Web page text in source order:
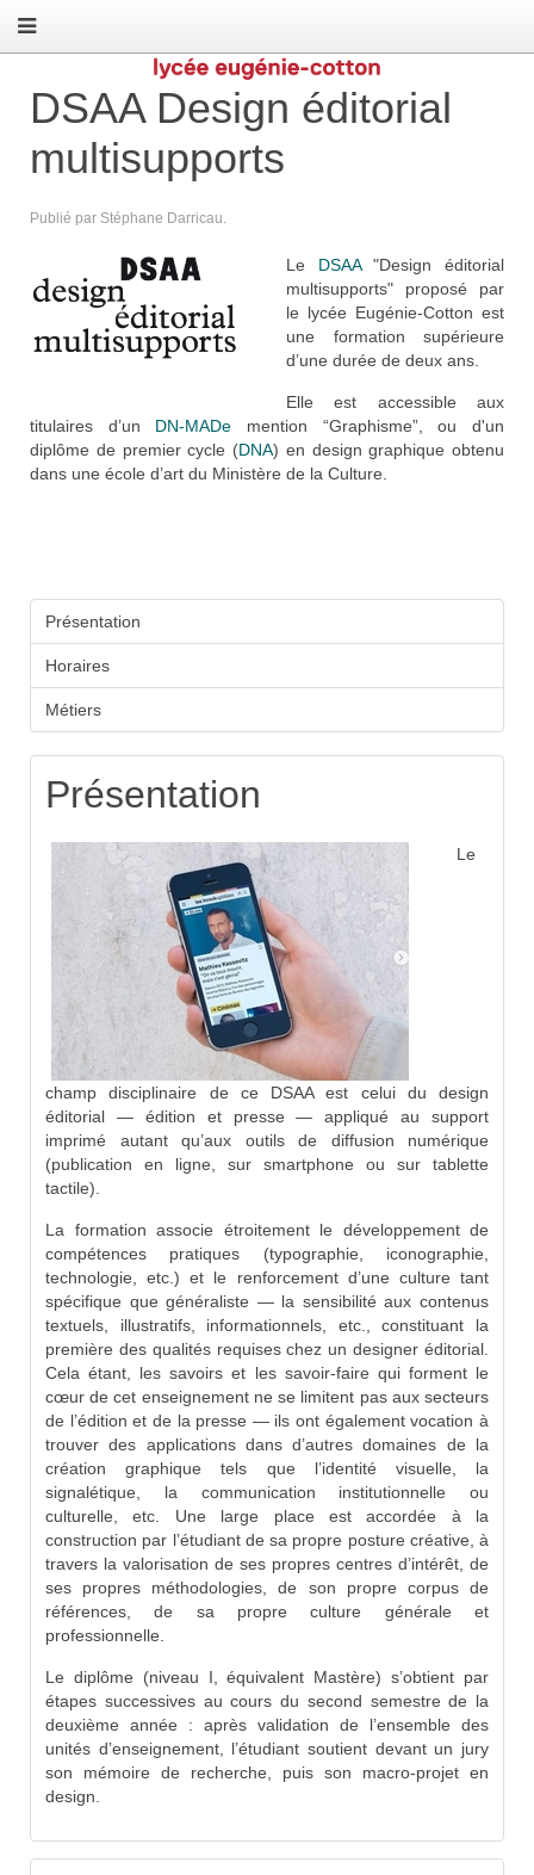
DSAA Design éditorial
multisupports
Publié par Stéphane Darricau.
Le DSAA"Design éditorial
multisupports" proposé par
le lycée Eugénie-Cotton est
une formation supérieure
d’une durée de deux ans.
Elle est accessible aux
titulaires d’un DN-MADe mention “Graphisme”, ou d'un
diplôme de premier cycle (DNA) en design graphique obtenu
dans une école d’art du Ministère de la Culture.
Présentation
Horaires
Métiers
Présentation
Le
champ disciplinaire de ce DSAA est celui du design
éditorial — édition et presse — appliqué au support
imprimé autant qu’aux outils de diffusion numérique
(publication en ligne, sur smartphone ou sur tablette
tactile).
La formation associe étroitement le développement de
compétences pratiques (typographie, iconographie,
technologie, etc.) et le renforcement d’une culture tant
spécifique que généraliste — la sensibilité aux contenus
textuels, illustratifs, informationnels, etc., constituant la
première des qualités requises chez un designer éditorial.
Cela étant, les savoirs et les savoir-faire qui forment le
cœur de cet enseignement ne se limitent pas aux secteurs
de l’édition et de la presse — ils ont également vocation à
trouver des applications dans d’autres domaines de la
création graphique tels que l’identité visuelle, la
signalétique, la communication institutionnelle ou
culturelle, etc. Une large place est accordée à la
construction par l’étudiant de sa propre posture créative, à
travers la valorisation de ses propres centres d’intérêt, de
ses propres méthodologies, de son propre corpus de
références, de sa propre culture générale et
professionnelle.
Le diplôme (niveau I, équivalent Mastère) s’obtient par
étapes successives au cours du second semestre de la
deuxième année : après validation de l’ensemble des
unités d’enseignement, l’étudiant soutient devant un jury
son mémoire de recherche, puis son macro-projet en
design.